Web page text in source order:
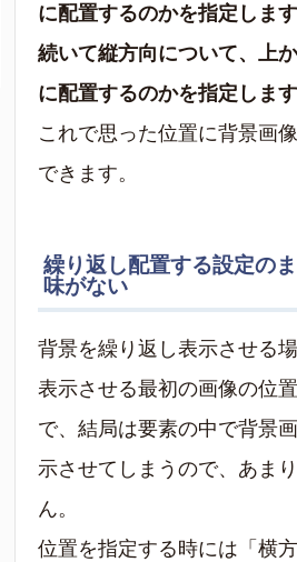
に配置するのかを指定します
続いて縦方向について、上
に配置するのかを指定します
これで思った位置に背景画
できます。
繰り返し配置する設定の
味がない
背景を繰り返し表示させる
表示させる最初の画像の位
で、結局は要素の中で背景
示させてしまうので、あま
ん。
位置を指定する時には「横